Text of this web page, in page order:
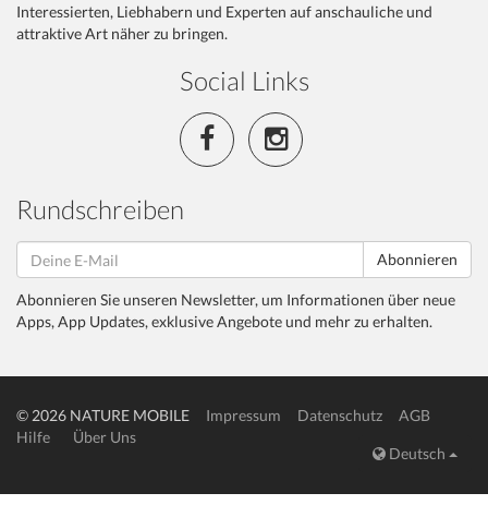
Interessierten, Liebhabern und Experten auf anschauliche und
attraktive Art näher zu bringen.
Social Links
Rundschreiben
Abonnieren
Abonnieren Sie unseren Newsletter, um Informationen über neue
Apps, App Updates, exklusive Angebote und mehr zu erhalten.
© 2026 NATURE MOBILE Impressum Datenschutz
AGB
Hilfe
Über Uns
Deutsch